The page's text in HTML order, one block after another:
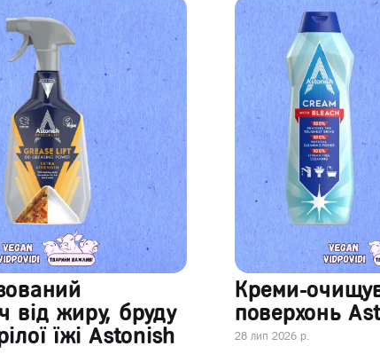
від жиру, бруду
їжі Astonish
Креми-
поверхонь
28 лип 2026 р.